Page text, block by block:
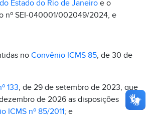
Estado do Rio de Janeiro e o
nº SEI-040001/002049/2024, e
no Convênio ICMS 85, de 30 de
133, de 29 de setembro de 2023, que
de 2026 as disposições
ICMS nº 85/2011; e